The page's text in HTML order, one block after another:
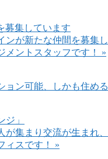
ンが新たな仲間を募集し
メントスタッフです！ »
ョン可能、しかも住める
が集まり交流が生まれ、
ィスです！ »